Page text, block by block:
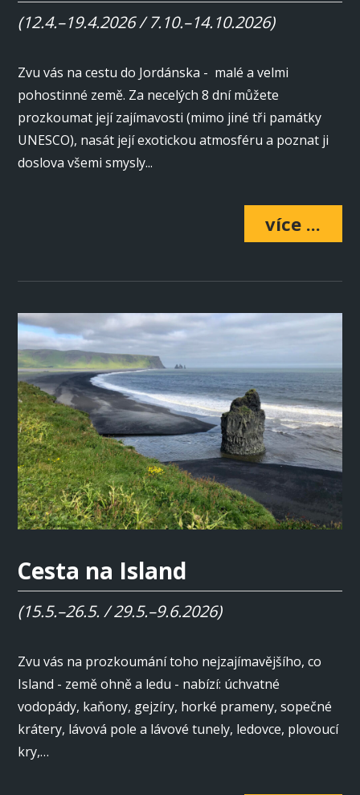
(12.4.–19.4.2026 / 7.10.–14.10.2026)
Zvu vás na cestu do Jordánska - malé a velmi
pohostinné země. Za necelých 8 dní můžete
prozkoumat její zajímavosti (mimo jiné tři památky
UNESCO), nasát její exotickou atmosféru a poznat ji
doslova všemi smysly...
více ...
Cesta na Island
(15.5.–26.5. / 29.5.–9.6.2026)
Zvu vás na prozkoumání toho nejzajímavějšího, co
Island - země ohně a ledu - nabízí: úchvatné
vodopády, kaňony, gejzíry, horké prameny, sopečné
krátery, lávová pole a lávové tunely, ledovce, plovoucí
kry,…